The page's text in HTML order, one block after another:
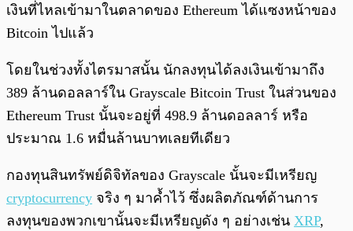
เงินที่ไหลเข้ามาในตลาดของ Ethereum ได้แซงหน้าของ
Bitcoin ไปแล้ว
โดยในช่วงทั้งไตรมาสนั้น นักลงทุนได้ลงเงินเข้ามาถึง
389 ล้านดอลลาร์ใน Grayscale Bitcoin Trust ในส่วนของ
Ethereum Trust นั้นจะอยู่ที่ 498.9 ล้านดอลลาร์ หรือ
ประมาณ 1.6 หมื่นล้านบาทเลยทีเดียว
กองทุนสินทรัพย์ดิจิทัลของ Grayscale นั้นจะมีเหรียญ
cryptocurrency จริง ๆ มาค้ำไว้ ซึ่งผลิตภัณฑ์ด้านการ
ลงทุนของพวกเขานั้นจะมีเหรียญดัง ๆ อย่างเช่น XRP,